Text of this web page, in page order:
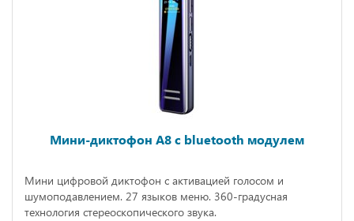
Мини-диктофон A8 с bluetooth модулем
Мини цифровой диктофон с активацией голосом и
шумоподавлением. 27 языков меню. 360-градусная
технология стереоскопического звука.